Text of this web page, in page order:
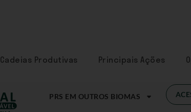
Cadeias Produtivas Principais Ações
PRS EM OUTROS BIOMAS